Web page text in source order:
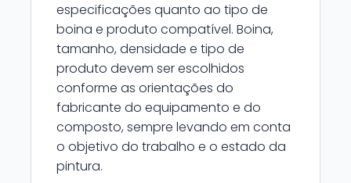
especificações quanto ao tipo de
boina e produto compatível. Boina,
tamanho, densidade e tipo de
produto devem ser escolhidos
conforme as orientações do
fabricante do equipamento e do
composto, sempre levando em conta
o objetivo do trabalho e o estado da
pintura.